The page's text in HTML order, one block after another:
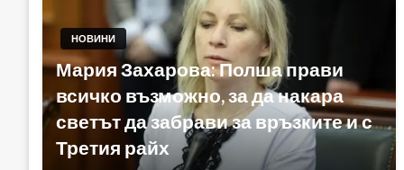
НОВИНИ
Мария Захарова: Полша прави
всичко възможно, за да накара
светът да забрави за връзките и с
Третия райх